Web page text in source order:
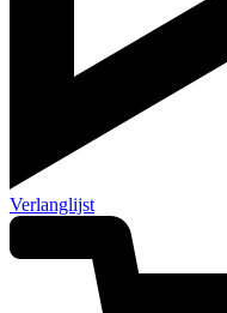
Verlanglijst